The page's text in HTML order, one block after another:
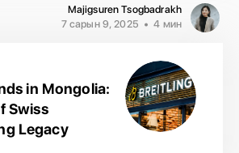
Majigsuren Tsogbadrakh
7 сарын 9, 2025
4 мин
in Mongolia:
Swiss
Legacy